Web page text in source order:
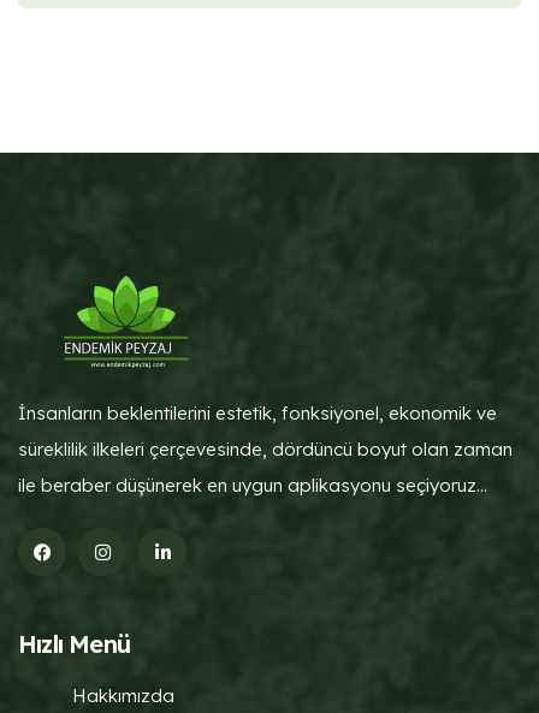
İnsanların beklentilerini estetik, fonksiyonel, ekonomik ve
süreklilik ilkeleri çerçevesinde, dördüncü boyut olan zaman
ile beraber düşünerek en uygun aplikasyonu seçiyoruz...
Hızlı Menü
Hakkımızda